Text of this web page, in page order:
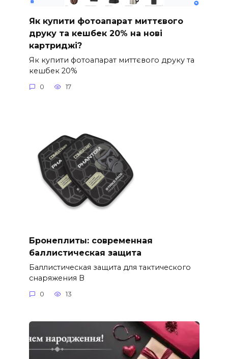
Як купити фотоапарат миттєвого
друку та кешбек 20% на нові
картриджі?
Як купити фотоапарат миттєвого друку та
кешбек 20%
0 17
Бронеплиты: современная
баллистическая защита
Баллистическая защита для тактического
снаряжения В
0 13